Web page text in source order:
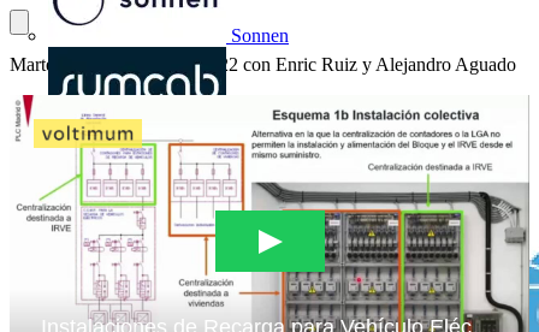
Sonnen
SUMCAB
Martes 13 de septiembre 2022 con Enric Ruiz y Alejandro Aguado